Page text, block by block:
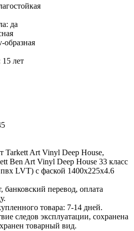
да
образная
15 лет
Tarkett Art Vinyl Deep House,
Ben Art Vinyl Deep House 33 класс
LVT) с фаской 1400х225х4.6
банковский перевод, оплата
товара: 7-14 дней.
следов эксплуатации, сохранена
товарный вид.